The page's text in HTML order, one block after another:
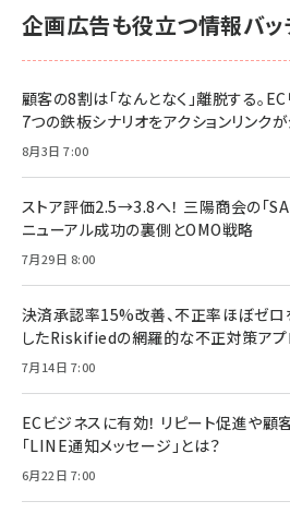
企画広告も役立つ情報バッ
顧客の8割は「なんとなく」離脱する。
7つの鉄板シナリオをアクションリンク
8月3日 7:00
ストア評価2.5→3.8へ！ 三陽商会の「
ニューアル成功の裏側とOMO戦略
7月29日 8:00
決済承認率15%改善、不正率ほぼゼロ
したRiskifiedの網羅的な不正対策ア
7月14日 7:00
ECビジネスに有効！ リピート促進や
「LINE通知メッセージ」とは？
6月22日 7:00